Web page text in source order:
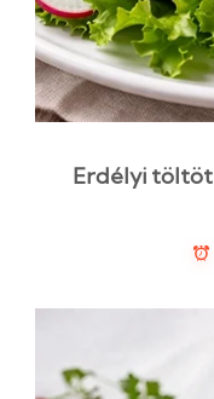
Erdélyi